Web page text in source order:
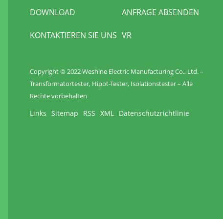
DOWNLOAD ANFRAGE ABSENDEN
KONTAKTIEREN SIE UNS VR
Copyright © 2022 Weshine Electric Manufacturing Co., Ltd. –
Transformatortester, Hipot-Tester, Isolationstester – Alle
Rechte vorbehalten
Links Sitemap RSS XML Datenschutzrichtlinie